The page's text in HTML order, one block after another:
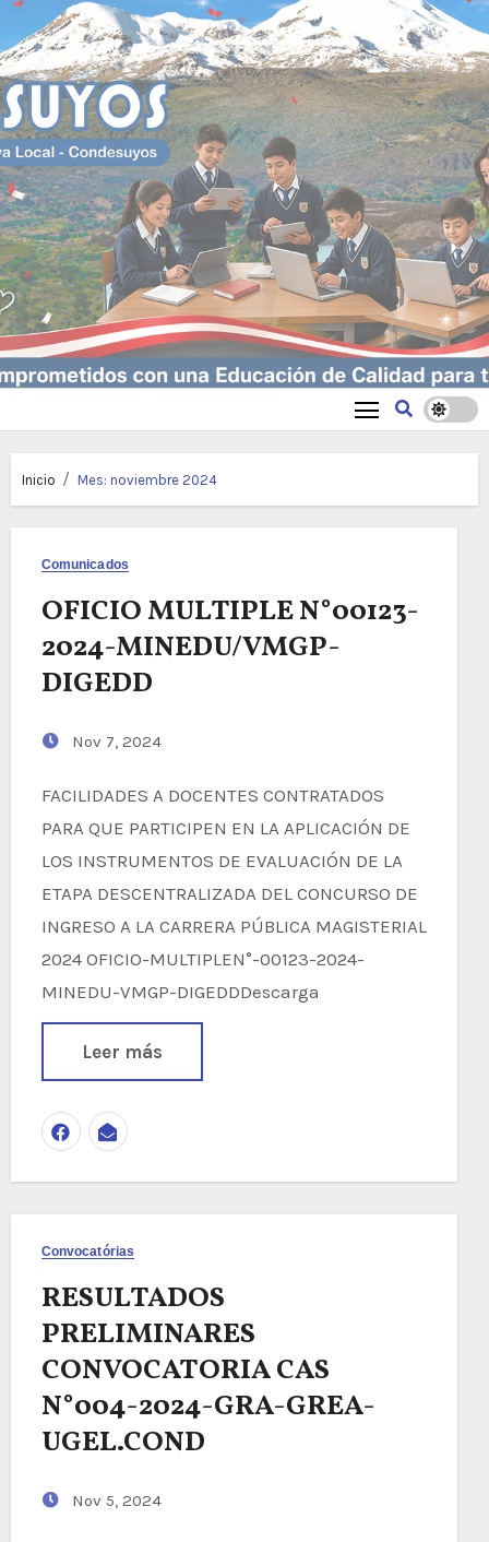
Inicio Mes: noviembre 2024
Comunicados
OFICIO MULTIPLE N°00123-
2024-MINEDU/VMGP-
DIGEDD
Nov 7, 2024
FACILIDADES A DOCENTES CONTRATADOS
PARA QUE PARTICIPEN EN LA APLICACIÓN DE
LOS INSTRUMENTOS DE EVALUACIÓN DE LA
ETAPA DESCENTRALIZADA DEL CONCURSO DE
INGRESO A LA CARRERA PÚBLICA MAGISTERIAL
2024 OFICIO-MULTIPLEN°-00123-2024-
MINEDU-VMGP-DIGEDDDescarga
Leer más
Convocatórias
RESULTADOS
PRELIMINARES
CONVOCATORIA CAS
N°004-2024-GRA-GREA-
UGEL.COND
Nov 5, 2024